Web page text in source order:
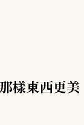
樣東西更美